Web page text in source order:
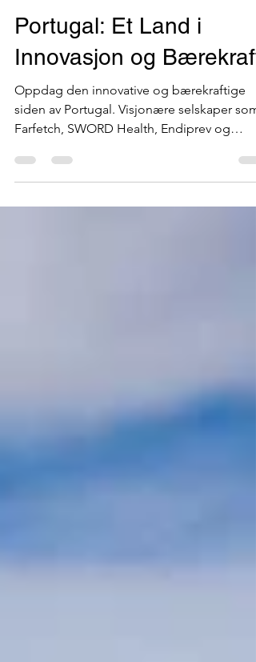
Fernando Almeida
3 min lesing
Bærekraft
Portugal: Et Land i
Innovasjon og Bærekraft